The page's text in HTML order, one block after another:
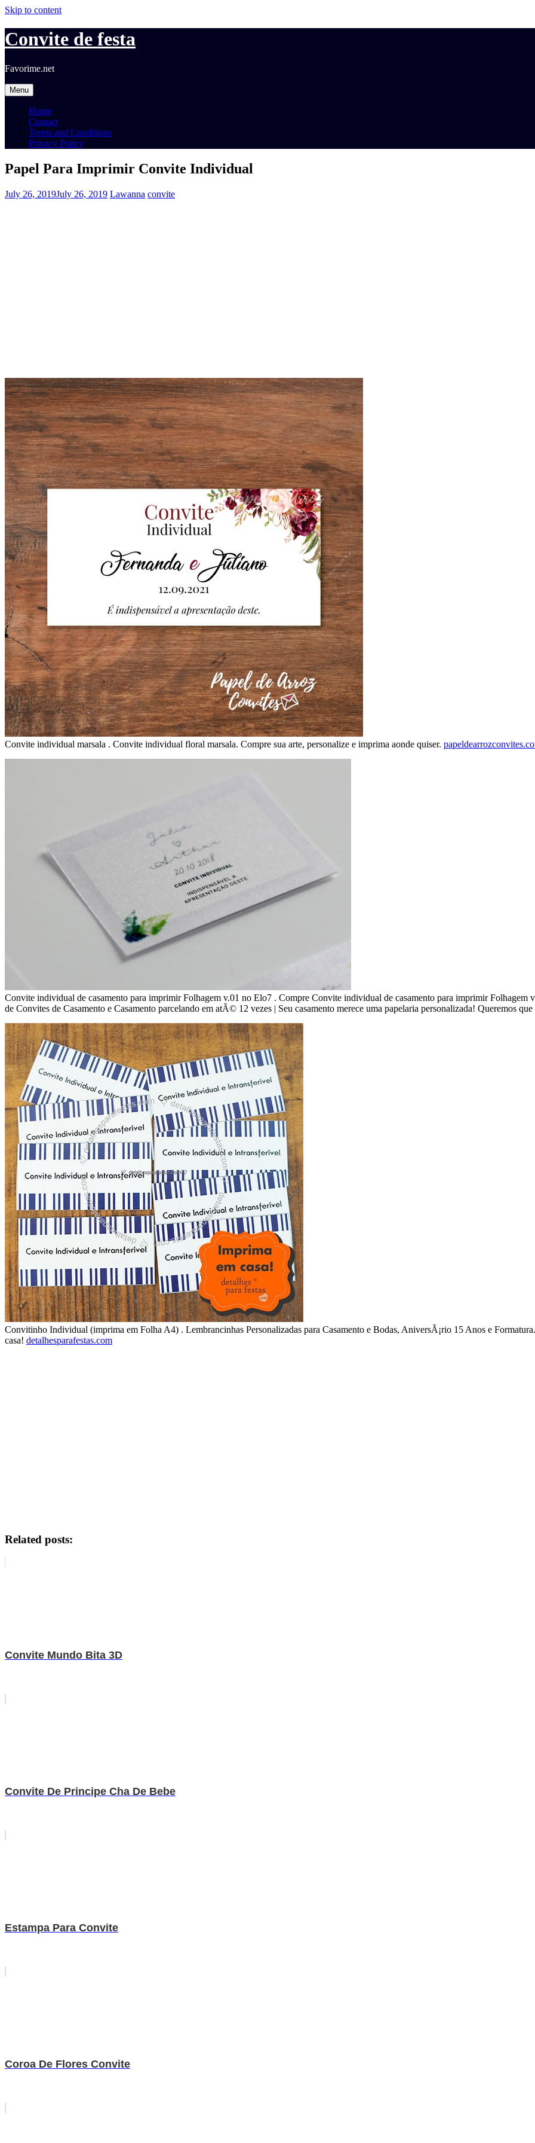
Skip to content
Convite de festa
Favorime.net
Menu
Home
Contact
Terms and Conditions
Privacy Policy
Papel Para Imprimir Convite Individual
July 26, 2019July 26, 2019 Lawanna convite
Convite individual marsala . Convite individual floral marsala. Compre sua arte, personalize e imprima aonde quiser.
Convite individual de casamento para imprimir Folhagem v.01 no Elo7 . Compre Convite individual de casamento para imprimir Folhagem
de Convites de Casamento e Casamento parcelando em atÃ© 12 vezes | Seu casamento merece uma papelaria personalizada! Queremos
Convitinho Individual (imprima em Folha A4) . Lembrancinhas Personalizadas para Casamento e Bodas, AniversÃ¡rio 15 Anos e
casa! detalhesparafestas.com
Related posts:
Convite Mundo Bita 3D
Convite De Principe Cha De Bebe
Estampa Para Convite
Coroa De Flores Convite